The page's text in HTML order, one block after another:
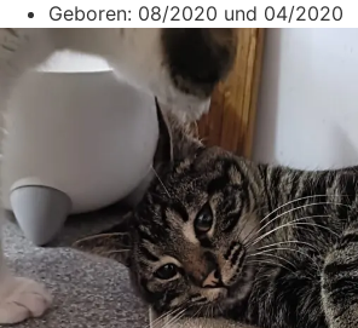
Geboren: 08/2020 und 04/2020